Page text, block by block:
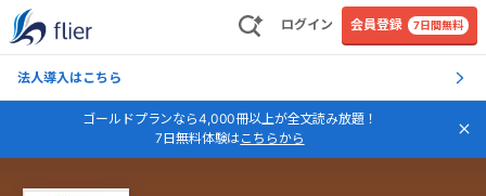
ログイン 会員登録 7日間無料
法人導入はこちら
ゴールドプランなら4,000冊以上が全文読み放題！
7日無料体験はこちらから